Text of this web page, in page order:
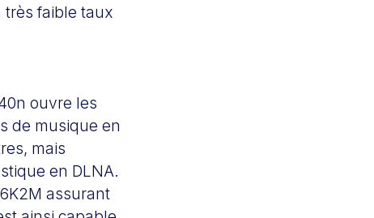
très faible taux
ouvre les
de musique en
mais
en DLNA.
assurant